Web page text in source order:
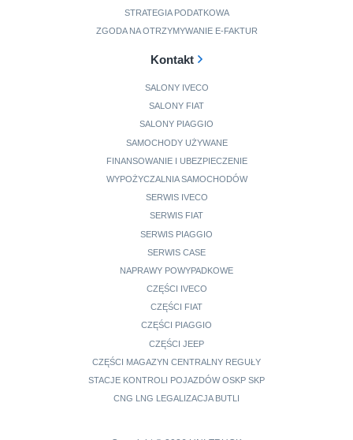
STRATEGIA PODATKOWA
ZGODA NA OTRZYMYWANIE E-FAKTUR
Kontakt
SALONY IVECO
SALONY FIAT
SALONY PIAGGIO
SAMOCHODY UŻYWANE
FINANSOWANIE I UBEZPIECZENIE
WYPOŻYCZALNIA SAMOCHODÓW
SERWIS IVECO
SERWIS FIAT
SERWIS PIAGGIO
SERWIS CASE
NAPRAWY POWYPADKOWE
CZĘŚCI IVECO
CZĘŚCI FIAT
CZĘŚCI PIAGGIO
CZĘŚCI JEEP
CZĘŚCI MAGAZYN CENTRALNY REGUŁY
STACJE KONTROLI POJAZDÓW OSKP SKP
CNG LNG LEGALIZACJA BUTLI